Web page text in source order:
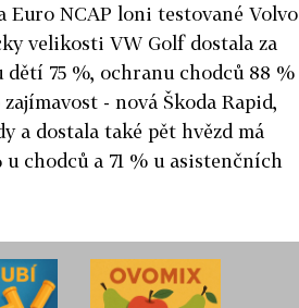
Euro NCAP loni testované Volvo
velikosti VW Golf dostala za
75 %, ochranu chodců 88 %
- nová Škoda Rapid,
a dostala také pět hvězd má
chodců a 71 % u asistenčních